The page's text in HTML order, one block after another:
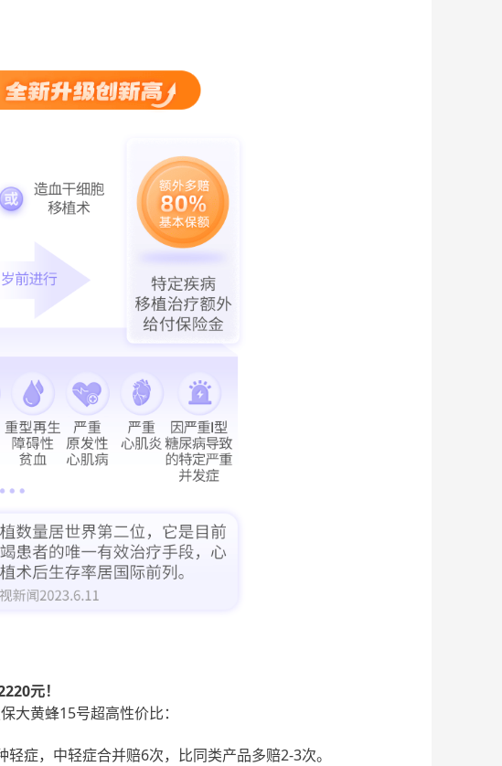
元！
大黄蜂15号超高性价比：
轻症，中轻症合并赔6次，比同类产品多赔2-3次。